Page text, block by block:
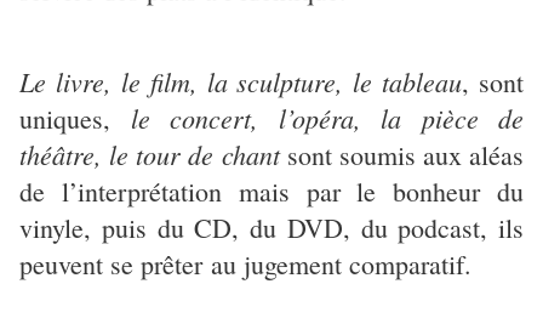
Le livre, le film, la sculpture, le tableau, sont
uniques, le concert, l’opéra, la pièce de
théâtre, le tour de chant sont soumis aux aléas
de l’interprétation mais par le bonheur du
vinyle, puis du CD, du DVD, du podcast, ils
peuvent se prêter au jugement comparatif.